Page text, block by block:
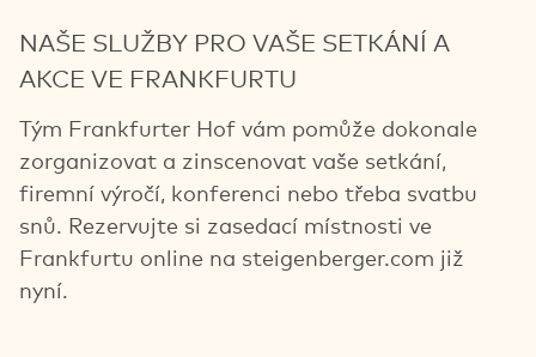
NAŠE SLUŽBY PRO VAŠE SETKÁNÍ A
AKCE VE FRANKFURTU
Tým Frankfurter Hof vám pomůže dokonale
zorganizovat a zinscenovat vaše setkání,
firemní výročí, konferenci nebo třeba svatbu
snů. Rezervujte si zasedací místnosti ve
Frankfurtu online na steigenberger.com již
nyní.